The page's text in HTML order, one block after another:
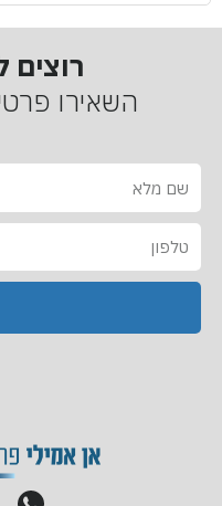
רוצים
השאירו
מ
א
פ